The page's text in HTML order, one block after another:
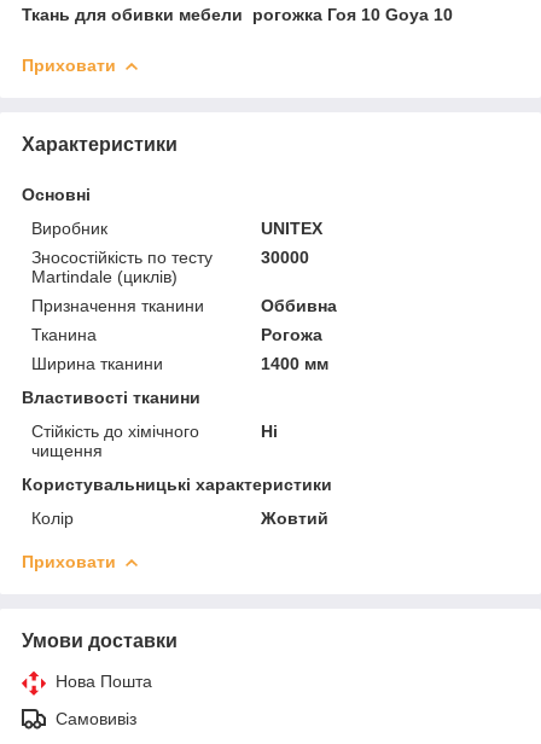
Ткань для обивки мебели рогожка Гоя 10 Goya 10
Приховати
Характеристики
Основні
Виробник
UNITEX
Зносостійкість по тесту
Martindale (циклів)
30000
Призначення тканини
Оббивна
Тканина
Рогожа
Ширина тканини
1400 мм
Властивості тканини
Стійкість до хімічного
чищення
Ні
Користувальницькі характеристики
Колір
Жовтий
Приховати
Умови доставки
Нова Пошта
Самовивіз